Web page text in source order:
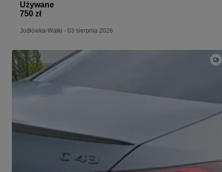
Używane
750 zł
Jodłówka-Wałki - 03 sierpnia 2026